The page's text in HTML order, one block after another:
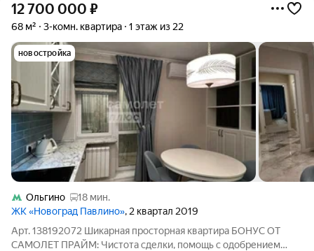
12 700 000 ₽
68 м² 3-комн. квартира 1 этаж из 22
новостройка
Ольгино
18 мин.
ЖК «Новоград Павлино», 2 квартал 2019
Арт. 138192072 Шикарная просторная квартира БОНУС ОТ
САМОЛЕТ ПРАЙМ: Чистота сделки, помощь с одобрением